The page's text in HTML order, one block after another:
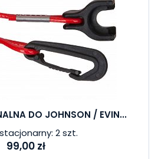
DO JOHNSON / EVIN...
2 szt.
99,00 zł